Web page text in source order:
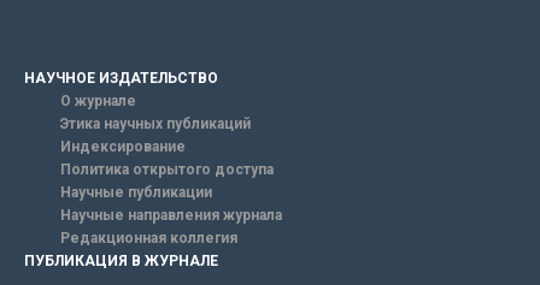
НАУЧНОЕ ИЗДАТЕЛЬСТВО
О журнале
Этика научных публикаций
Индексирование
Политика открытого доступа
Научные публикации
Научные направления журнала
Редакционная коллегия
ПУБЛИКАЦИЯ В ЖУРНАЛЕ